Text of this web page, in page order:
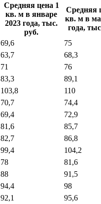
Средняя цена 1
кв. м в январе
2023 года, тыс.
руб.
Средняя
кв. м в
года,
69,6 75
63,7 68,3
71 76
83,3 89,1
103,8 110
70,7 74,4
69,4 72,9
81,6 85,7
82,7 86,8
99,4 104,2
78 81,6
88 91,5
94,4 98
92,1 95,6